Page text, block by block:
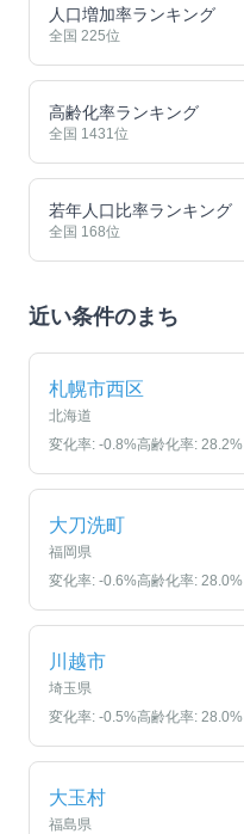
人口増加率ランキング
全国 225位
高齢化率ランキング
全国 1431位
若年人口比率ランキング
全国 168位
近い条件のまち
札幌市西区
北海道
変化率: -0.8%高齢化率: 28.2%
大刀洗町
福岡県
変化率: -0.6%高齢化率: 28.0%
川越市
埼玉県
変化率: -0.5%高齢化率: 28.0%
大玉村
福島県